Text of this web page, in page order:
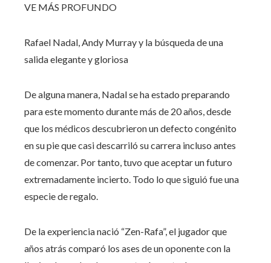
VE MÁS PROFUNDO
Rafael Nadal, Andy Murray y la búsqueda de una
salida elegante y gloriosa
De alguna manera, Nadal se ha estado preparando
para este momento durante más de 20 años, desde
que los médicos descubrieron un defecto congénito
en su pie que casi descarriló su carrera incluso antes
de comenzar. Por tanto, tuvo que aceptar un futuro
extremadamente incierto. Todo lo que siguió fue una
especie de regalo.
De la experiencia nació “Zen-Rafa”, el jugador que
años atrás comparó los ases de un oponente con la